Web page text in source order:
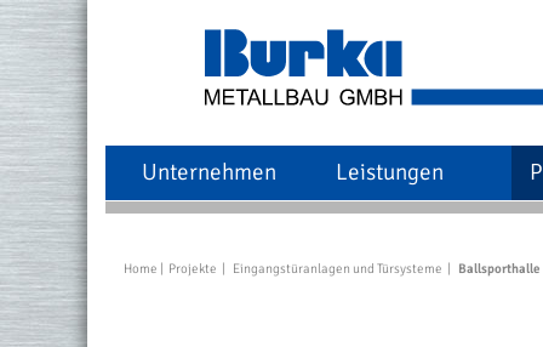
Unternehmen Leistungen
Aluminiumtüren,
Home Projekte Eingangstüranlagen und Türsysteme Ballsporthalle